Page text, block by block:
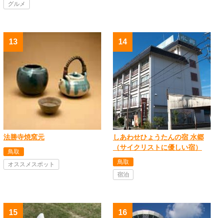
グルメ
法勝寺焼窯元
鳥取
オススメスポット
しあわせひょうたんの宿 水郷
（サイクリストに優しい宿）
鳥取
宿泊